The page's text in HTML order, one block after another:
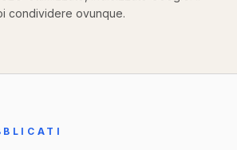
condividere ovunque.